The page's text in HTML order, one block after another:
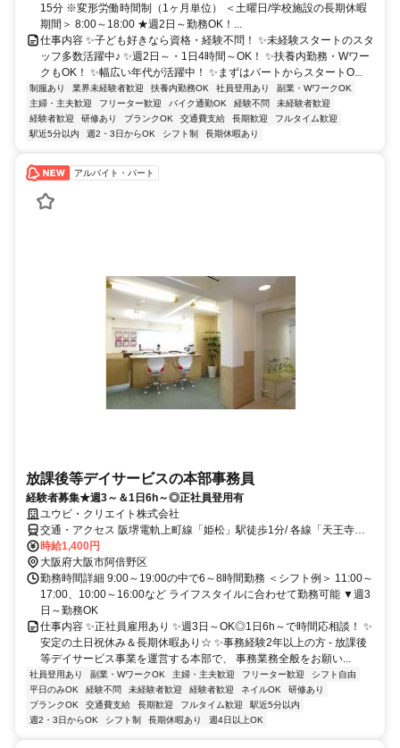
15分 ※変形労働時間制（1ヶ月単位） ＜土曜日/学校施設の長期休暇
期間＞ 8:00～18:00 ★週2日～勤務OK！...
仕事内容 ✨子ども好きなら資格・経験不問！ ✨未経験スタートのスタ
ッフ多数活躍中♪ ✨週2日～・1日4時間～OK！ ✨扶養内勤務・Wワー
クもOK！ ✨幅広い年代が活躍中！ ✨まずはパートからスタートO...
制服あり 業界未経験者歓迎 扶養内勤務OK 社員登用あり
副業・WワークOK
主婦・主夫歓迎
フリーター歓迎 バイク通勤OK 経験不問
未経験者歓迎
経験者歓迎
研修あり ブランクOK 交通費支給 長期歓迎
フルタイム歓迎
駅近5分以内
週2・3日からOK シフト制 長期休暇あり
アルバイト・パート
放課後等デイサービスの本部事務員
経験者募集★週3～＆1日6h～◎正社員登用有
ユウビ・クリエイト株式会社
交通・アクセス 阪堺電軌上町線「姫松」駅徒歩1分/ 各線「天王寺」
駅から約15分
時給1,400円
大阪府大阪市阿倍野区
勤務時間詳細 9:00～19:00の中で6～8時間勤務 ＜シフト例＞ 11:00～
17:00、10:00～16:00など ライフスタイルに合わせて勤務可能 ▼週3
日～勤務OK
仕事内容 ✨正社員雇用あり ✨週3日～OK◎1日6h～で時間応相談！ ✨
安定の土日祝休み＆長期休暇あり☆ ✨事務経験2年以上の方 - 放課後
等デイサービス事業を運営する本部で、 事務業務全般をお願い...
社員登用あり 副業・WワークOK 主婦・主夫歓迎 フリーター歓迎
シフト自由
平日のみOK
経験不問 未経験者歓迎 経験者歓迎 ネイルOK
研修あり
ブランクOK
交通費支給 長期歓迎 フルタイム歓迎
駅近5分以内
週2・3日からOK
シフト制 長期休暇あり 週4日以上OK